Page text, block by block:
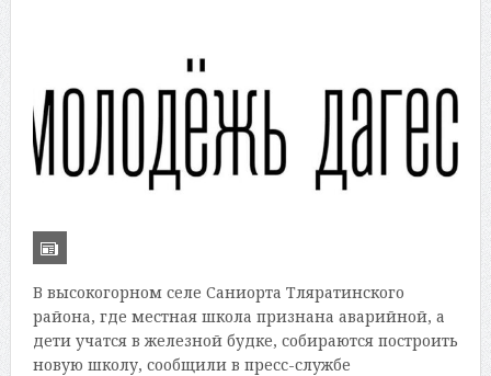
В высокогорном селе Саниорта Тляратинского
района, где местная школа признана аварийной, а
дети учатся в железной будке, собираются построить
новую школу, сообщили в пресс-службе